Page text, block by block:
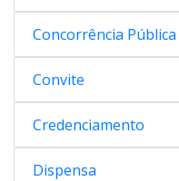
Concorrência Pública
Convite
Credenciamento
Dispensa